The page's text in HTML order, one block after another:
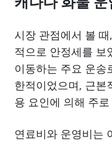
시장 관점에서 볼
적으로 안정세를 보
이동하는 주요 운송
한적이었으며, 근본
용 요인에 의해 주
연료비와 운영비는